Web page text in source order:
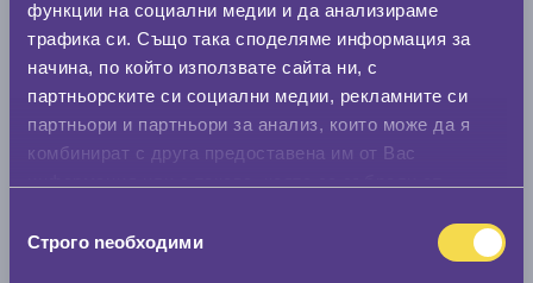
функции на социални медии и да анализираме
трафика си. Също така споделяме информация за
начина, по който използвате сайта ни, с
партньорските си социални медии, рекламните си
партньори и партньори за анализ, които може да я
комбинират с друга предоставена им от Вас
наСтрого nеобходими
Акцент
Летни гуми DEBICA PRESTO HP2 205/55 R16
70